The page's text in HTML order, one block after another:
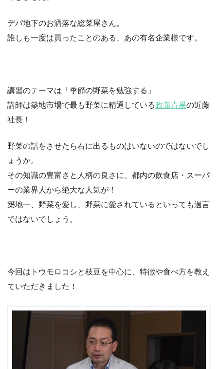
デパ地下のお洒落な総菜屋さん。
誰しも一度は買ったことのある、あの有名企業様です。
講習のテーマは「季節の野菜を勉強する」
講師は築地市場で最も野菜に精通している政義青果の近藤
社長！
野菜の話をさせたら右に出るものはいないのではないでし
ょうか。
その知識の豊富さと人柄の良さに、都内の飲食店・スーパ
ーの業界人から絶大な人気が！
築地一、野菜を愛し、野菜に愛されているといっても過言
ではないでしょう。
今回はトウモロコシと枝豆を中心に、特徴や食べ方を教え
ていただきました！